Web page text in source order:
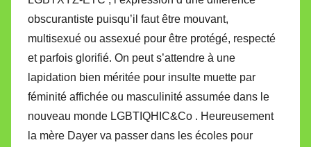
obscurantiste puisqu’il faut être mouvant,
multisexué ou assexué pour être protégé, respecté
et parfois glorifié. On peut s’attendre à une
lapidation bien méritée pour insulte muette par
féminité affichée ou masculinité assumée dans le
nouveau monde LGBTIQHIC&Co . Heureusement
la mère Dayer va passer dans les écoles pour